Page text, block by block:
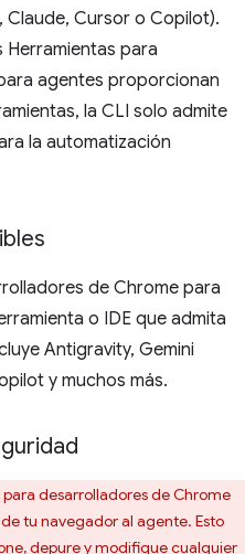
Cursor o Copilot).
Herramientas para
agentes proporcionan
la CLI solo admite
la automatización
de Chrome para
o IDE que admita
Antigravity, Gemini
y muchos más.
para desarrolladores de Chrome
tu navegador al agente. Esto
depure y modifique cualquier